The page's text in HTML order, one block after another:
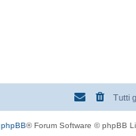
Tutti
phpBB® Forum Software © phpBB